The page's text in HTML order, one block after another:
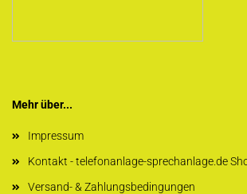
Mehr über...
Impressum
Kontakt - telefonanlage-sprechanlage.de
Versand- & Zahlungsbedingungen